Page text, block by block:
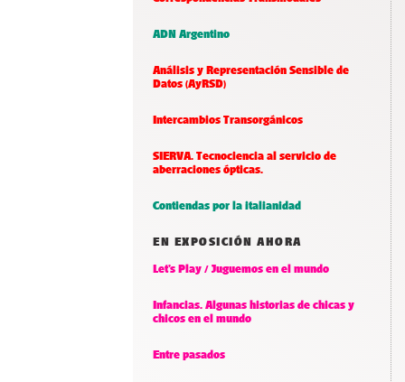
ADN Argentino
Análisis y Representación Sensible de
Datos (AyRSD)
Intercambios Transorgánicos
SIERVA. Tecnociencia al servicio de
aberraciones ópticas.
Contiendas por la italianidad
EN EXPOSICIÓN AHORA
Let’s Play / Juguemos en el mundo
Infancias. Algunas historias de chicas y
chicos en el mundo
Entre pasados